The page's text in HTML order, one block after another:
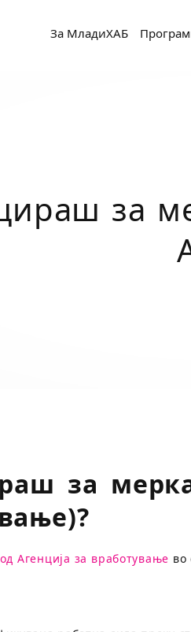
За МладиХАБ
за
за
Агенција за вработување во